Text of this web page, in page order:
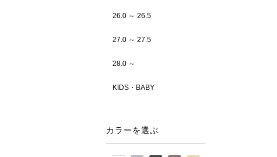
26.0 ～ 26.5
27.0 ～ 27.5
28.0 ～
KIDS・BABY
カラーを選ぶ